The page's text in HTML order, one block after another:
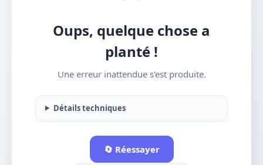
Oups, quelque chose a
planté !
Une erreur inattendue s'est produite.
Détails techniques
🔄 Réessayer